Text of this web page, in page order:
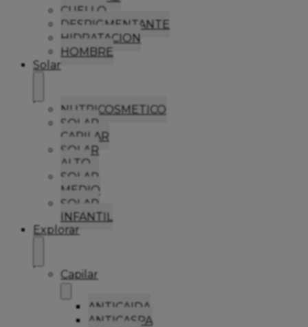
CUELLO
DESPIGMENTANTE
HIDRATACION
HOMBRE
Solar
NUTRICOSMETICO
SOLAR
CAPILAR
SOLAR
ALTO
SOLAR
MEDIO
SOLAR
INFANTIL
Explorar
Capilar
ANTICAIDA
ANTICASPA